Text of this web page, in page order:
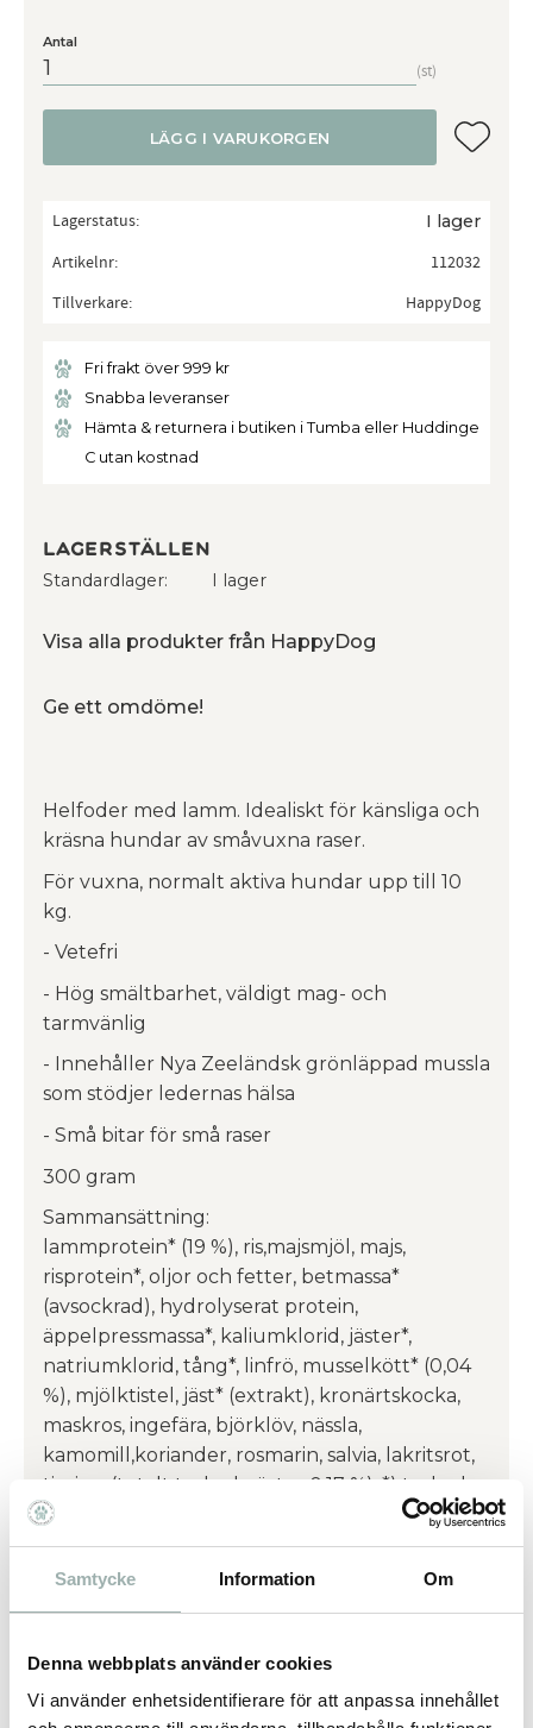
Samtycke Information Om
Denna webbplats använder cookies
Vi använder enhetsidentifierare för att anpassa innehållet
Antal
st
LÄGG I VARUKORGEN Lägg
Lagerstatus I lager
Artikelnr
112032
Tillverkare
HappyDog
Fri frakt över 999 kr
Snabba leveranser
Hämta & returnera i butiken i Tumba eller Huddinge
C utan kostnad
Lagerställen
Standardlager I lager
Visa alla produkter från HappyDog
Ge ett omdöme!
Helfoder med lamm. Idealiskt för känsliga och
kräsna hundar av småvuxna raser.
För vuxna, normalt aktiva hundar upp till 10
kg.
- Vetefri
- Hög smältbarhet, väldigt mag- och
tarmvänlig
- Innehåller Nya Zeeländsk grönläppad mussla
som stödjer ledernas hälsa
- Små bitar för små raser
300 gram
Sammansättning:
lammprotein* (19 %), ris,majsmjöl, majs,
risprotein*, oljor och fetter, betmassa*
(avsockrad), hydrolyserat protein,
äppelpressmassa*, kaliumklorid, jäster*,
natriumklorid, tång*, linfrö, musselkött* (0,04
%), mjölktistel, jäst* (extrakt), kronärtskocka,
maskros, ingefära, björklöv, nässla,
kamomill,koriander, rosmarin, salvia, lakritsrot,
timjan, (totalt torkade örter 0,17 %). *) torkad.
Analytiska beståndsdelar:
råprotein 24,0 %, råfett 12,0 %, råfiber 2,0 %,
omega-3 fettsyror 0,3 %.
Tillsatser: